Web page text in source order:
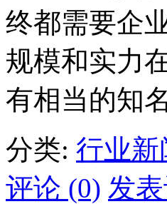
终都需要企
规模和实力
有相当的知
分类: 行业新
评论 (0) 发